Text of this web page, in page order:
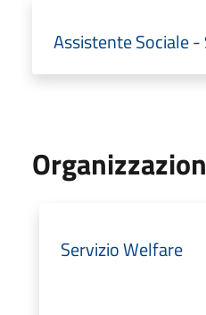
Assistente Sociale
Servizio Welfare